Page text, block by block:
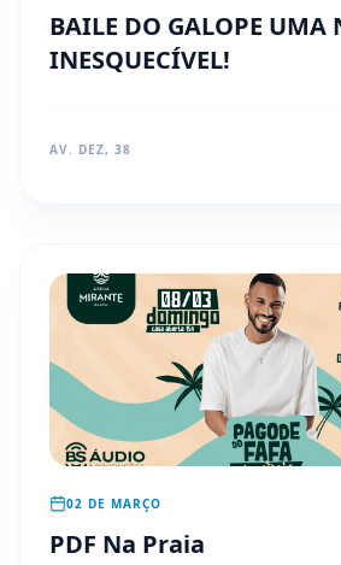
BAILE DO GALOPE UMA NOITE
INESQUECÍVEL!
AV. DEZ, 38
02 DE MARÇO
PDF Na Praia